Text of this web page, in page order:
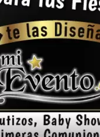
y Equipos Eléctricos
Gráficas